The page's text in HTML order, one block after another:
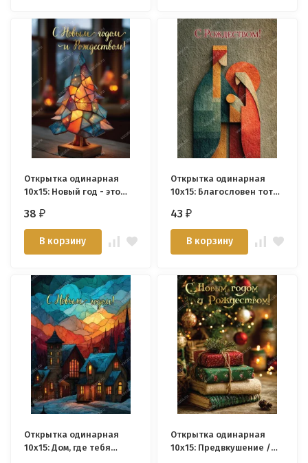
Открытка одинарная
10x15: Новый год - это
38₽
В корзину
Открытка одинарная
10x15: Благословен тот
43₽
В корзину
Открытка одинарная
10x15: Дом, где тебя
Открытка одинарная
10x15: Предвкушение /